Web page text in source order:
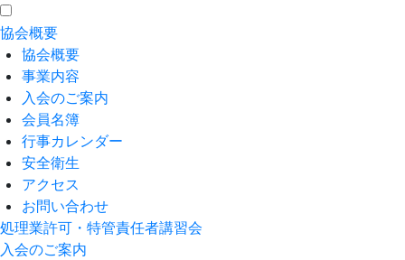
協会概要
協会概要
事業内容
入会のご案内
会員名簿
行事カレンダー
安全衛生
アクセス
お問い合わせ
処理業許可・特管責任者講習会
入会のご案内